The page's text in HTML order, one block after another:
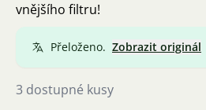
vnějšího filtru!
Přeloženo. Zobrazit originál
3 dostupné kusy